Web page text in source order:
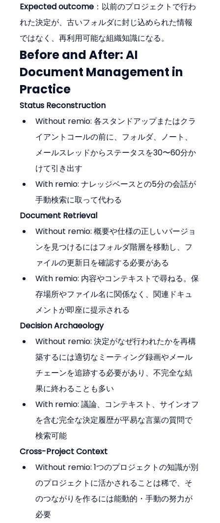
Expected outcome ：以前のプロジェクトで行わ
れた決定が、古いフォルダに封じ込められた情報
ではなく、再利用可能な組織知識になる。
Before and After: AI
Document Management in
Practice
Status Reconstruction
Without remio: 各スタンドアップまたはクラ
イアントコールの前に、フォルダ、ノート、
メールスレッドからステータスを30〜60分か
けて引き出す
With remio: ナレッジベースとの5分の会話が
手動検索に取って代わる
Document Retrieval
Without remio: 概要や仕様の正しいバージョ
ンを見つけるにはフォルダ階層を移動し、フ
ァイルの更新日を確認する必要がある
With remio: 内容やコンテキストで尋ねる。保
存場所やファイル名に関係なく、関連ドキュ
メントが即座に提示される
Decision Archaeology
Without remio: 決定がなぜ行われたかを再構
築するには適切なミーティング録画やメール
チェーンを追跡する必要があり、不完全な結
果に終わることも多い
With remio: 議論、コンテキスト、サインオフ
を含む完全な決定履歴が平易な言葉の質問で
検索可能
Cross-Project Context
Without remio: 1つのプロジェクトの知識が別
のプロジェクトに活かされることは稀で、そ
のつながりを作るには能動的・手動の努力が
必要